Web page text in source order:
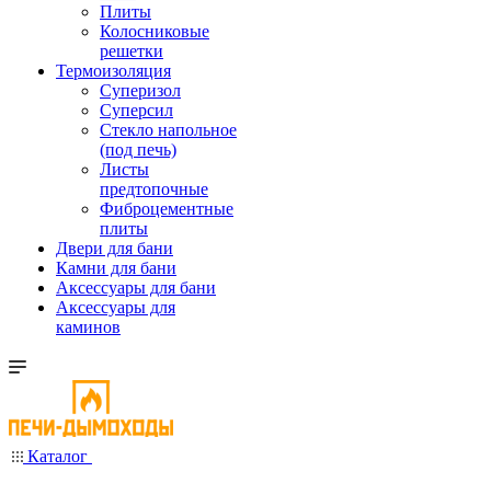
Плиты
Колосниковые
решетки
Термоизоляция
Суперизол
Суперсил
Стекло напольное
(под печь)
Листы
предтопочные
Фиброцементные
плиты
Двери для бани
Камни для бани
Аксессуары для бани
Аксессуары для
каминов
Каталог